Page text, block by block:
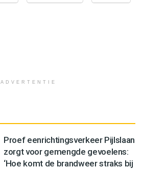
ADVERTENTIE
Proef eenrichtingsverkeer Pijlslaan
zorgt voor gemengde gevoelens:
‘Hoe komt de brandweer straks bij